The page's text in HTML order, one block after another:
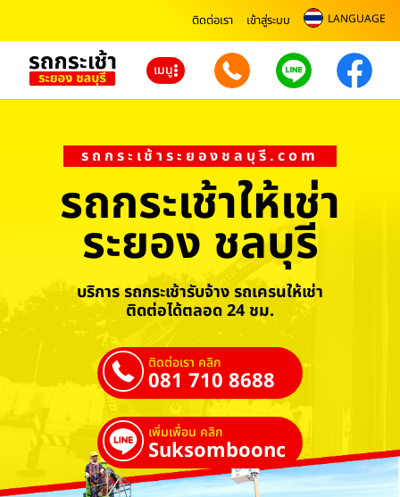
ติดต่อเรา เข้าสู่ระบบ LANGUAGE
เมนู
รถกระเช้าระยองชลบุรี.com
รถกระเช้าให้เช่า
ระยอง ชลบุรี
บริการ รถกระเช้ารับจ้าง รถเครนให้เช่า
ติดต่อได้ตลอด 24 ชม.
ติดต่อเรา คลิก
081 710 8688
เพิ่มเพื่อน คลิก
Suksombooncrane